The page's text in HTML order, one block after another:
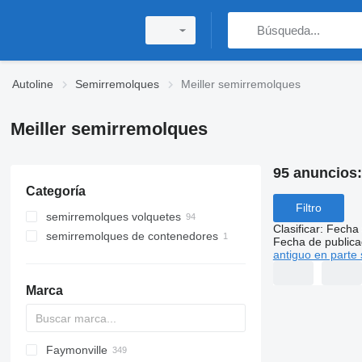
Autoline Semirremolques Meiller semirremolques
Meiller semirremolques
Categoría
semirremolques volquetes
semirremolques de contenedores
Marca
S44315CHC
OKA
AS
SFCL
HTS
Agriliner
N-series
S-series
KIS
TRB
2 series
TSAA
ADR
CCS
CSD
SG
LVO
CT
EF
ADR
A-series
TXA
L-series
EM
19
ZDK
Faymonville
95 anuncios:
Filtro
Clasificar: Fecha
Fecha de
antiguo en parte